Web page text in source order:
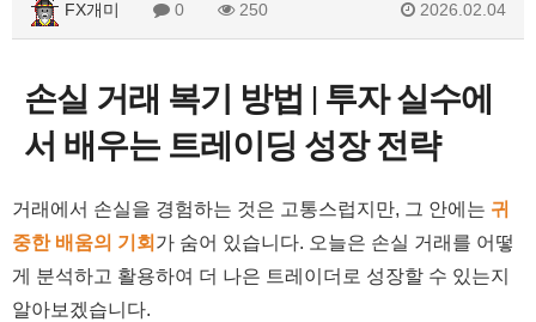
FX개미 0 250 2026.02.04
손실 거래 복기 방법 | 투자 실수에
서 배우는 트레이딩 성장 전략
거래에서 손실을 경험하는 것은 고통스럽지만, 그 안에는 귀
중한 배움의 기회 가 숨어 있습니다. 오늘은 손실 거래를 어떻
게 분석하고 활용하여 더 나은 트레이더로 성장할 수 있는지
알아보겠습니다.